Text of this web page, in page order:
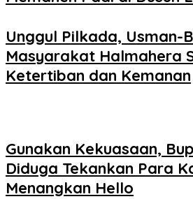
Unggul Pilkada, Usman-
Masyarakat Halmahera
Ketertiban dan Kemanan
Gunakan Kekuasaan,
Diduga Tekankan Para
Menangkan Hello